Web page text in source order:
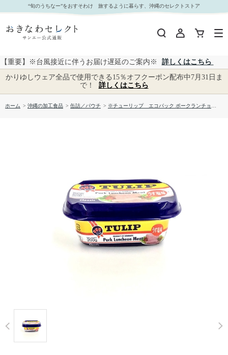
※チューリップ エコパック ポークランチョンミート（200ｇ）｜おきなわセレクト サンエー
公式通販
“旬のうちなー”をおすそわけ 旅するように暮らす、沖縄のセレクトストア
【重要】※台風接近に伴うお届け遅延のご案内※
詳しくはこちら
かりゆしウェア全品で使用できる15％オフクーポン配布中7月31日ま
で！
詳しくはこちら
ホーム > 沖縄の加工食品 > 缶詰／パウチ > ※チューリップ エコパック ポークランチョンミート（200ｇ）
Prev